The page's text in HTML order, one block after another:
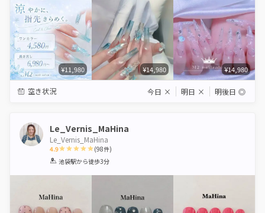
¥11,980 ¥14,980 ¥14,980
空き状況 今日 × 明日 × 明後日 ◎
Le_Vernis_MaHina
Le_Vernis_MaHina
4.9
1 2 3 4 5
(98件)
池袋駅から徒歩3分